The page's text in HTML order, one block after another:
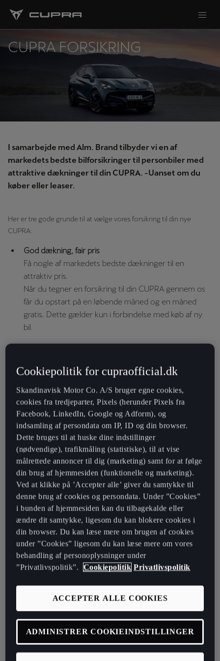
CUPRA FORSIKRING
I samarbejde med Alm. Brand tilbyder vi en af
markedets bedste bilforsikringer til personbiler med
attraktive dækninger til din CUPRA. -Uanset om du
køber eller leaser.
Her er tre gode grunde til at vælge vores forsikring til din nye
CUPRA:
God dækning, fair pris
Få nogle af markedets bedste dækninger til en
attraktiv pris.
Når du tegner en forsikring til din CUPRA gennem os
får du opstart på en løbende måned og en måned
gratis. Dette gælder kun i forbindelse med køb af ny
bil.
Du kan anmelde din skade online døgnet rundt. Vi får
dig hurtigt kørende igen, hvis uheldet er ude.
Lånebil
Du får en lånebil stillet til rådighed, mens din bil er på
værksted. Vi sørger også for, at din bil er både vasket
og støvsuget, når du får den igen.
Interesseret i forsikring til din bil?
Beregn forsikringsprisen med vores forsikringsberegner og læs
mere om dækning og betingelser for forsikring til din CUPRA.
Beregn forsikring her
ER SKADEN SKET?
Har din bil fået en skade? Uanset
om du har CUPRA Forsikring eller
et andet forsikringsselskab, hjælper
Cookiepolitik for cupraofficial.dk
Skandinavisk Motor Co. A/S bruger egne cookies,
cookies fra tredjeparter, Pixels (herunder Pixels fra
Facebook, LinkedIn, Google og Adform), og
indsamling af persondata om IP, ID og din browser.
Dette bruges til at huske dine indstillinger
(nødvendige), trafikmåling (statistiske), til at vise
målrettede annoncer til dig (marketing) samt for at følge
din brug af hjemmesiden (funktionelle og marketing).
Ved at klikke på ’Accepter alle’ giver du samtykke til
denne brug af cookies og persondata. Under ”Cookies”
i bunden af hjemmesiden kan du tilbagekalde eller
ændre dit samtykke, ligesom du kan blokere cookies i
din browser. Du kan læse mere om brugen af cookies
under ”Cookies” ligesom du kan læse mere om vores
behandling af personoplysninger under
”Privatlivspolitik”.
Cookiepolitik Privatlivspolitik
ACCEPTER ALLE COOKIES
ADMINISTRER COOKIEINDSTILLINGER